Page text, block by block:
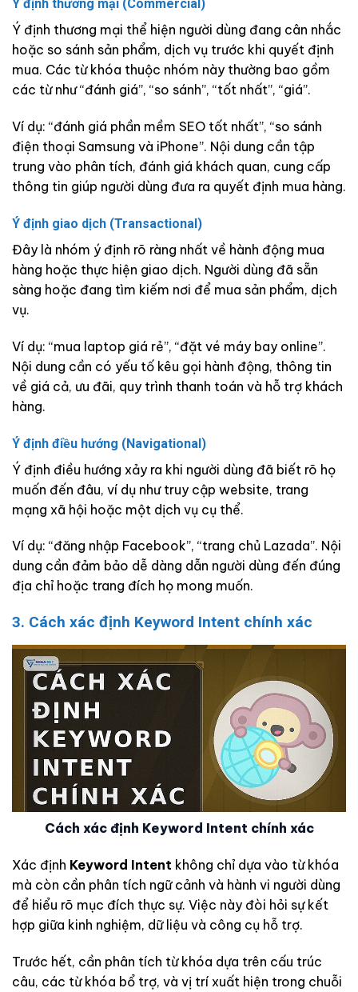
Ý định thương mại (Commercial)
Ý định thương mại thể hiện người dùng đang cân nhắc
hoặc so sánh sản phẩm, dịch vụ trước khi quyết định
mua. Các từ khóa thuộc nhóm này thường bao gồm
các từ như “đánh giá”, “so sánh”, “tốt nhất”, “giá”.
Ví dụ: “đánh giá phần mềm SEO tốt nhất”, “so sánh
điện thoại Samsung và iPhone”. Nội dung cần tập
trung vào phân tích, đánh giá khách quan, cung cấp
thông tin giúp người dùng đưa ra quyết định mua hàng.
Ý định giao dịch (Transactional)
Đây là nhóm ý định rõ ràng nhất về hành động mua
hàng hoặc thực hiện giao dịch. Người dùng đã sẵn
sàng hoặc đang tìm kiếm nơi để mua sản phẩm, dịch
vụ.
Ví dụ: “mua laptop giá rẻ”, “đặt vé máy bay online”.
Nội dung cần có yếu tố kêu gọi hành động, thông tin
về giá cả, ưu đãi, quy trình thanh toán và hỗ trợ khách
hàng.
Ý định điều hướng (Navigational)
Ý định điều hướng xảy ra khi người dùng đã biết rõ họ
muốn đến đâu, ví dụ như truy cập website, trang
mạng xã hội hoặc một dịch vụ cụ thể.
Ví dụ: “đăng nhập Facebook”, “trang chủ Lazada”. Nội
dung cần đảm bảo dễ dàng dẫn người dùng đến đúng
địa chỉ hoặc trang đích họ mong muốn.
3. Cách xác định Keyword Intent chính xác
Cách xác định Keyword Intent chính xác
Xác định Keyword Intent không chỉ dựa vào từ khóa
mà còn cần phân tích ngữ cảnh và hành vi người dùng
để hiểu rõ mục đích thực sự. Việc này đòi hỏi sự kết
hợp giữa kinh nghiệm, dữ liệu và công cụ hỗ trợ.
Trước hết, cần phân tích từ khóa dựa trên cấu trúc
câu, các từ khóa bổ trợ, và vị trí xuất hiện trong chuỗi